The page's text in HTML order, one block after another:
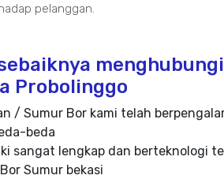
pelanggan.
Probolinggo
/ Sumur Bor kami telah
beda
sangat lengkap dan berteknologi
Sumur bekasi